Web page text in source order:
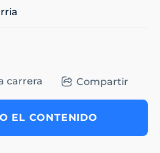
carrera Compartir
EL CONTENIDO